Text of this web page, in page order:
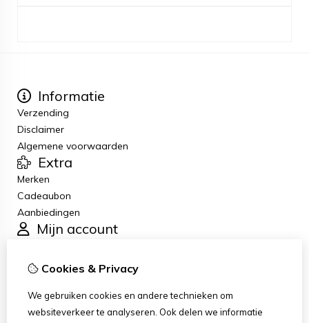
Informatie
Verzending
Disclaimer
Algemene voorwaarden
Extra
Merken
Cadeaubon
Aanbiedingen
Mijn account
Bestelhistorie
Klantenservice
Contact
Cookies & Privacy
We gebruiken cookies en andere technieken om
websiteverkeer te analyseren. Ook delen we informatie